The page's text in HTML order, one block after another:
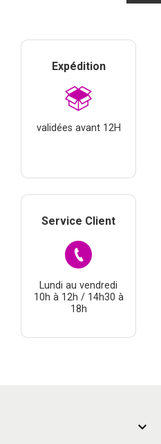
Expédition
validées avant 12H
Service Client
Lundi au vendredi
10h à 12h / 14h30 à
18h